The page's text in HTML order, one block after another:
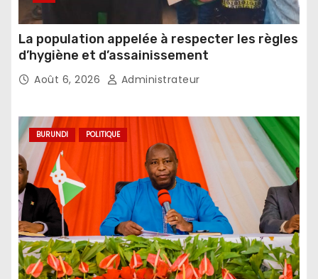
La population appelée à respecter les règles
d’hygiène et d’assainissement
Août 6, 2026 Administrateur
BURUNDI POLITIQUE